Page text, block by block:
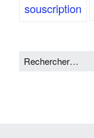
souscription